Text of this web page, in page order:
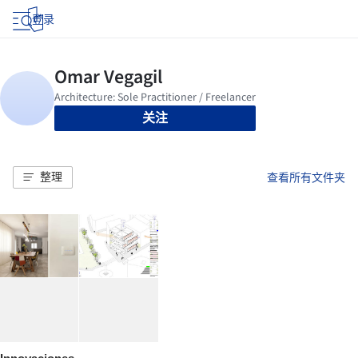
登录
关注
整理 查看所有文件夹